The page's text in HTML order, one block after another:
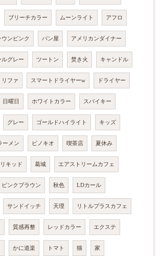
ブリーチカラー ムーンライト アフロ
ウンピンク パン屋 アメリカンダイナー
ルグレー ツートン 焚き火 キャンドル
リファ スマートドライヤーw ドライヤー
日曜日 ホワイトカラー スパイキー
グレー ゴールドハイライト キッズ
ーメン ピノキオ 喫茶店 夏休み
リキッド 葛城 エアストリームカフェ
ピンクブラウン 秋色 LDカール
サンドイッチ 天理 リトルプラスカフェ
質感再整 レッドカラー エクステ
かに道楽 トマト 猫 家